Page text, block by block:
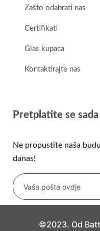
Zašto odabrati nas
Certifikati
Glas kupaca
Kontaktirajte nas
Pretplatite se sada
Ne propustite naša
danas!
©2023. Od